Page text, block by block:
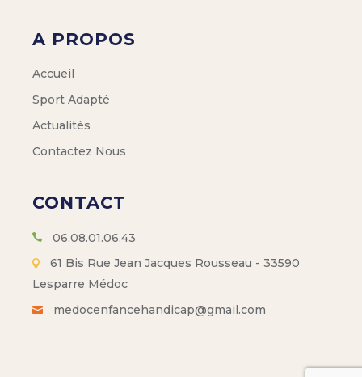
A PROPOS
Accueil
Sport Adapté
Actualités
Contactez Nous
CONTACT
06.08.01.06.43
61 Bis Rue Jean Jacques Rousseau - 33590
Lesparre Médoc
medocenfancehandicap@gmail.com